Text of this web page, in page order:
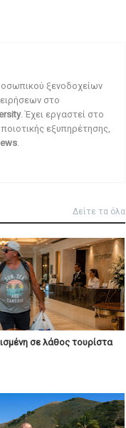
ξενοδοχείων
στο
. Έχει εργαστεί στο
εξυπηρέτησης,
.
Δείτε τα όλα
σε λάθος τουρίστα